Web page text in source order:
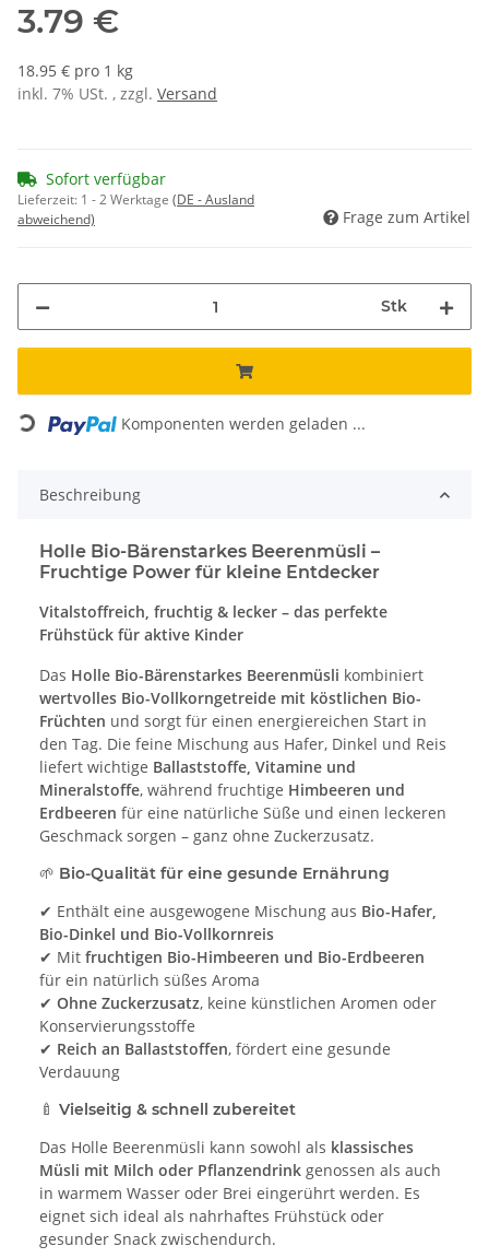
3.79 €
18.95 € pro 1 kg
inkl. 7% USt. , zzgl. Versand
Sofort verfügbar
Lieferzeit: 1 - 2 Werktage (DE - Ausland
abweichend)
Frage zum Artikel
Stk
Loading... Komponenten werden geladen ...
Beschreibung
Holle Bio-Bärenstarkes Beerenmüsli –
Fruchtige Power für kleine Entdecker
Vitalstoffreich, fruchtig & lecker – das perfekte
Frühstück für aktive Kinder
Das Holle Bio-Bärenstarkes Beerenmüsli kombiniert
wertvolles Bio-Vollkorngetreide mit köstlichen Bio-
Früchten und sorgt für einen energiereichen Start in
den Tag. Die feine Mischung aus Hafer, Dinkel und Reis
liefert wichtige Ballaststoffe, Vitamine und
Mineralstoffe, während fruchtige Himbeeren und
Erdbeeren für eine natürliche Süße und einen leckeren
Geschmack sorgen – ganz ohne Zuckerzusatz.
🌱 Bio-Qualität für eine gesunde Ernährung
✔ Enthält eine ausgewogene Mischung aus Bio-Hafer,
Bio-Dinkel und Bio-Vollkornreis
✔ Mit fruchtigen Bio-Himbeeren und Bio-Erdbeeren
für ein natürlich süßes Aroma
✔ Ohne Zuckerzusatz, keine künstlichen Aromen oder
Konservierungsstoffe
✔ Reich an Ballaststoffen, fördert eine gesunde
Verdauung
🍼 Vielseitig & schnell zubereitet
Das Holle Beerenmüsli kann sowohl als klassisches
Müsli mit Milch oder Pflanzendrink genossen als auch
in warmem Wasser oder Brei eingerührt werden. Es
eignet sich ideal als nahrhaftes Frühstück oder
gesunder Snack zwischendurch.